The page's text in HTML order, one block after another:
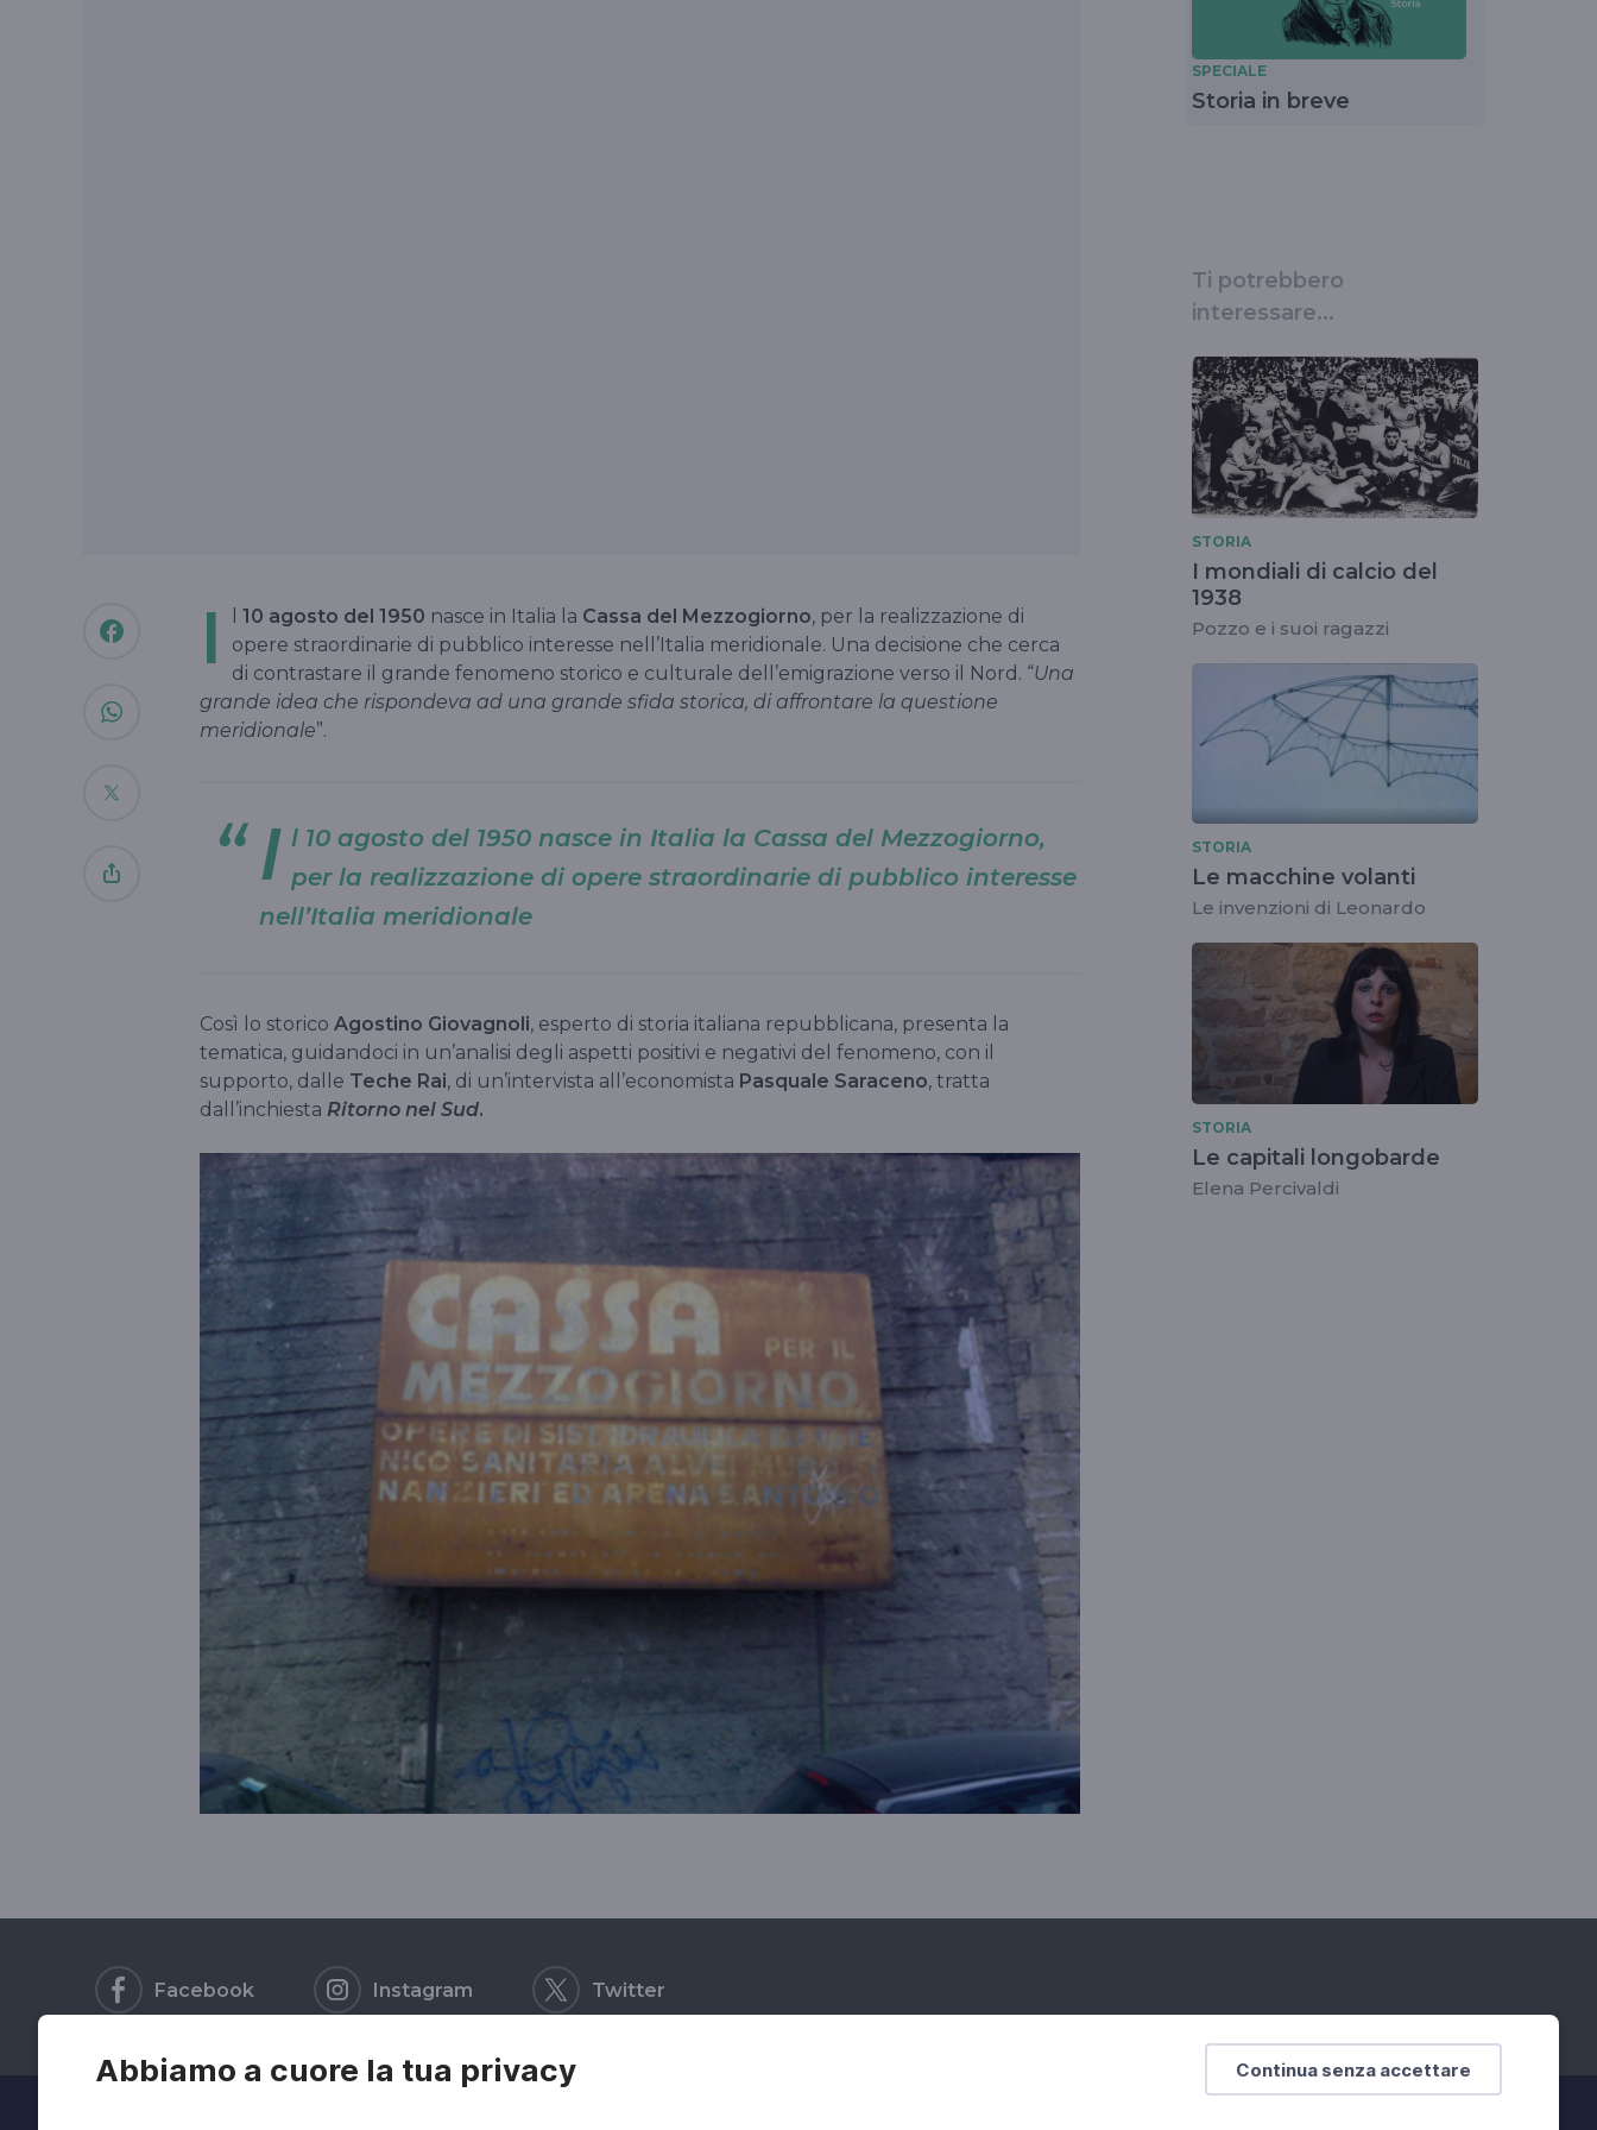
Continua senza accettare
Abbiamo a cuore la tua privacy
I 10 agosto del 1950 nasce in Italia la Cassa del Mezzogiorno, per la realizzazione di
opere straordinarie di pubblico interesse nell’Italia meridionale. Una decisione che cerca
di contrastare il grande fenomeno storico e culturale dell’emigrazione verso il Nord. “Una
grande idea che rispondeva ad una grande sfida storica, di affrontare la questione
meridionale”.
I l 10 agosto del 1950 nasce in Italia la Cassa del Mezzogiorno,
per la realizzazione di opere straordinarie di pubblico interesse
nell’Italia meridionale
Così lo storico Agostino Giovagnoli, esperto di storia italiana repubblicana, presenta la
tematica, guidandoci in un’analisi degli aspetti positivi e negativi del fenomeno, con il
supporto, dalle Teche Rai, di un’intervista all’economista Pasquale Saraceno, tratta
dall’inchiesta Ritorno nel Sud.
SPECIALE
Storia in breve
Ti potrebbero
interessare...
STORIA
I mondiali di calcio del
1938
Pozzo e i suoi ragazzi
STORIA
Le macchine volanti
Le invenzioni di Leonardo
STORIA
Le capitali longobarde
Elena Percivaldi
Facebook Instagram Twitter